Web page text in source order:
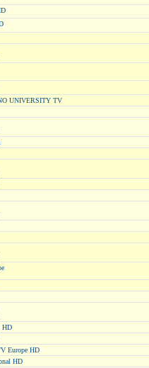
UNIVERSITY TV
HD
Europe HD
HD